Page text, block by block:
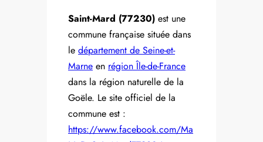
Saint-Mard (77230) est une
commune française située dans
le département de Seine-et-
Marne en région Île-de-France
dans la région naturelle de la
Goële. Le site officiel de la
commune est :
https://www.facebook.com/Ma